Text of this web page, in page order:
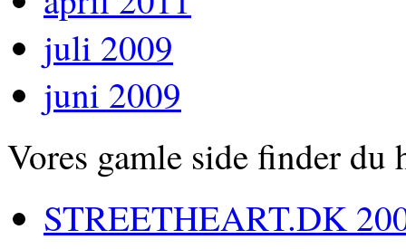
juli 2009
juni 2009
Vores gamle side finder du
STREETHEART.DK